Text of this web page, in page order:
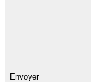
Envoyer